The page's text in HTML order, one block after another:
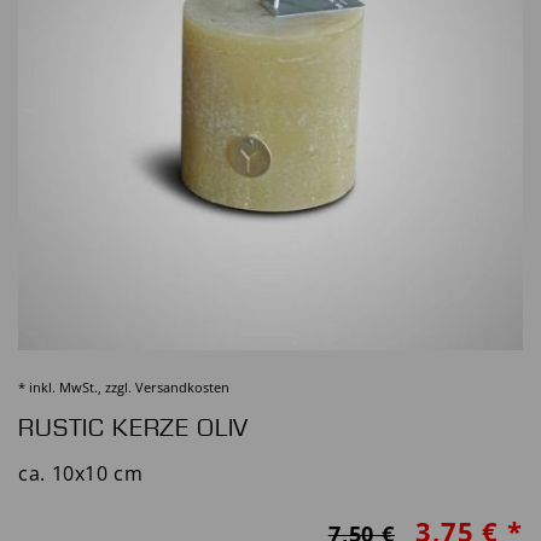
* inkl. MwSt., zzgl. Versandkosten
RUSTIC KERZE OLIV
ca. 10x10 cm
7,50 € 3,75 € *